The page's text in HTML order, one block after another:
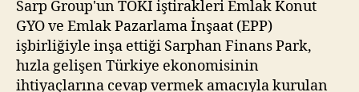
Sarp Group'un TOKİ iştirakleri Emlak Konut
GYO ve Emlak Pazarlama İnşaat (EPP)
işbirliğiyle inşa ettiği Sarphan Finans Park,
hızla gelişen Türkiye ekonomisinin
ihtiyaçlarına cevap vermek amacıyla kurulan